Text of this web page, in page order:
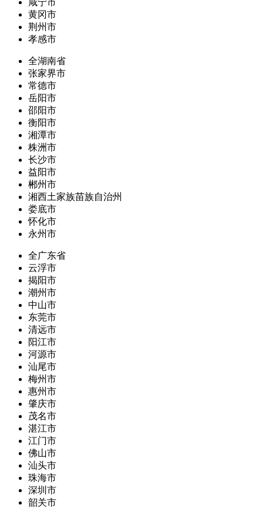
咸宁市
黄冈市
荆州市
孝感市
全湖南省
张家界市
常德市
岳阳市
邵阳市
衡阳市
湘潭市
株洲市
长沙市
益阳市
郴州市
湘西土家族苗族自治州
娄底市
怀化市
永州市
全广东省
云浮市
揭阳市
潮州市
中山市
东莞市
清远市
阳江市
河源市
汕尾市
梅州市
惠州市
肇庆市
茂名市
湛江市
江门市
佛山市
汕头市
珠海市
深圳市
韶关市